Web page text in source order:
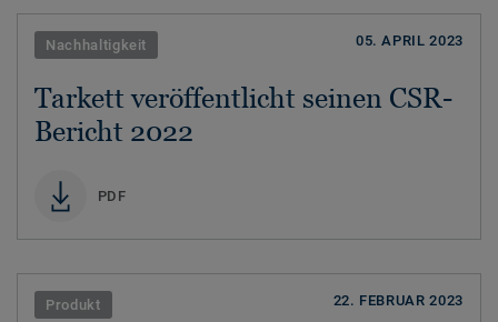
Nachhaltigkeit 05. APRIL 2023
Tarkett veröffentlicht seinen CSR-
Bericht 2022
PDF
Produkt 22. FEBRUAR 2023